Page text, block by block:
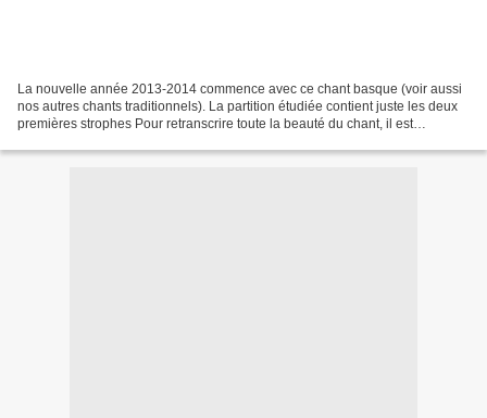
La nouvelle année 2013-2014 commence avec ce chant basque (voir aussi
nos autres chants traditionnels). La partition étudiée contient juste les deux
premières strophes Pour retranscrire toute la beauté du chant, il est